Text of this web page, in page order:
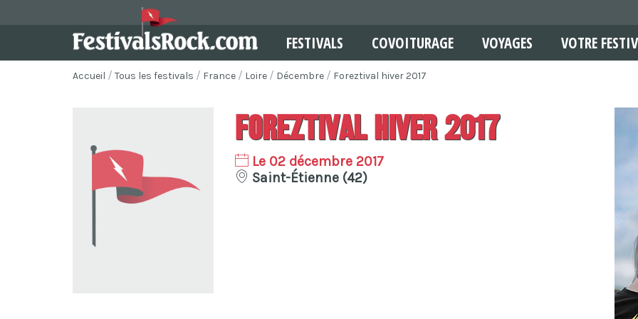
FESTIVALS COVOITURAGE VOYAGES VOTRE
Accueil Tous les festivals France Loire Décembre Foreztival hiver 2017
Foreztival hiver 2017
Le 02 décembre 2017
Saint-Étienne (42)